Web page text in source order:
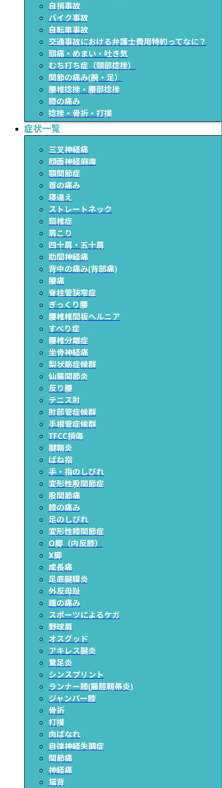
自損事故
バイク事故
自転車事故
交通事故における弁護士費用特約ってなに？
頭痛・めまい・吐き気
むち打ち症（頸部捻挫）
関節の痛み(腕・足）
腰椎捻挫・腰部捻挫
膝の痛み
捻挫・骨折・打撲
症状一覧
三叉神経痛
顔面神経麻痺
顎関節症
首の痛み
寝違え
ストレートネック
頚椎症
肩こり
四十肩・五十肩
肋間神経痛
背中の痛み(背部痛)
腰痛
脊柱管狭窄症
ぎっくり腰
腰椎椎間板ヘルニア
すべり症
腰椎分離症
坐骨神経痛
梨状筋症候群
仙腸関節炎
反り腰
テニス肘
肘部管症候群
手根管症候群
TFCC損傷
腱鞘炎
ばね指
手・指のしびれ
変形性股関節症
股関節痛
膝の痛み
足のしびれ
変形性膝関節症
O脚（内反膝）
X脚
成長痛
足底腱膜炎
外反母趾
踵の痛み
スポーツによるケガ
野球肩
オスグッド
アキレス腱炎
鵞足炎
シンスプリント
ランナー膝(腸脛靱帯炎)
ジャンパー膝
骨折
打撲
肉ばなれ
自律神経失調症
関節痛
神経痛
猫背